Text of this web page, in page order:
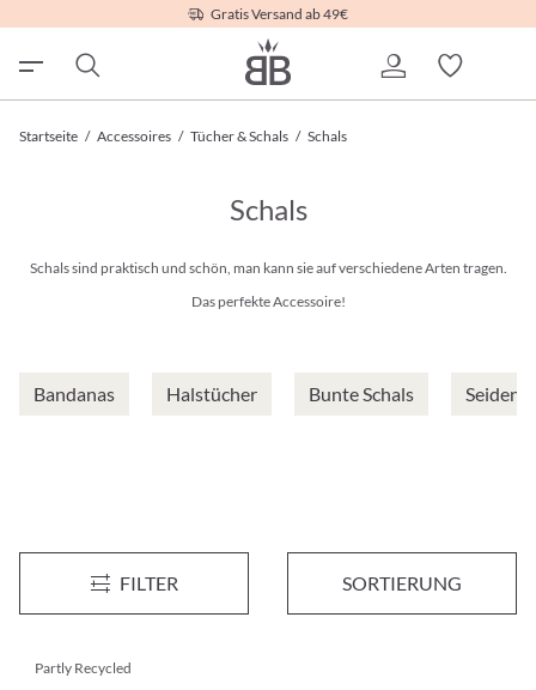
Gratis Versand ab 49€
Startseite / Accessoires / Tücher & Schals / Schals
Schals
Schals sind praktisch und schön, man kann sie auf verschiedene Arten tragen.
Das perfekte Accessoire!
Bandanas Halstücher Bunte Schals
FILTER SORTIERUNG
Schal - Fine Flowers Schal - Golden Sparkle
14,95 €*
Partly Recycled